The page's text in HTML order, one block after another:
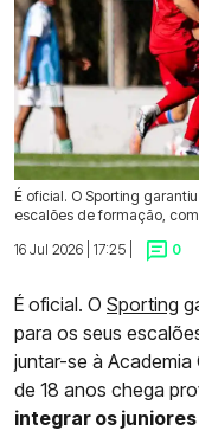
É oficial. O Sporting
escalões de formação,
16 Jul 2026 | 17:25 |
0
É oficial. O Sporting
para os seus
juntar-se à
de 18 anos chega
integrar os